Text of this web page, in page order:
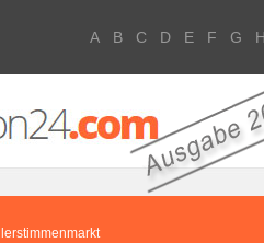
A B C D E F G H